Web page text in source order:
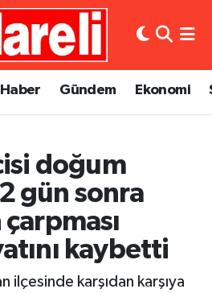
Gündem Ekonomi
doğum
gün sonra
kaybetti
ilçesinde karşıdan karşıya
Haritası
ve Fikstür